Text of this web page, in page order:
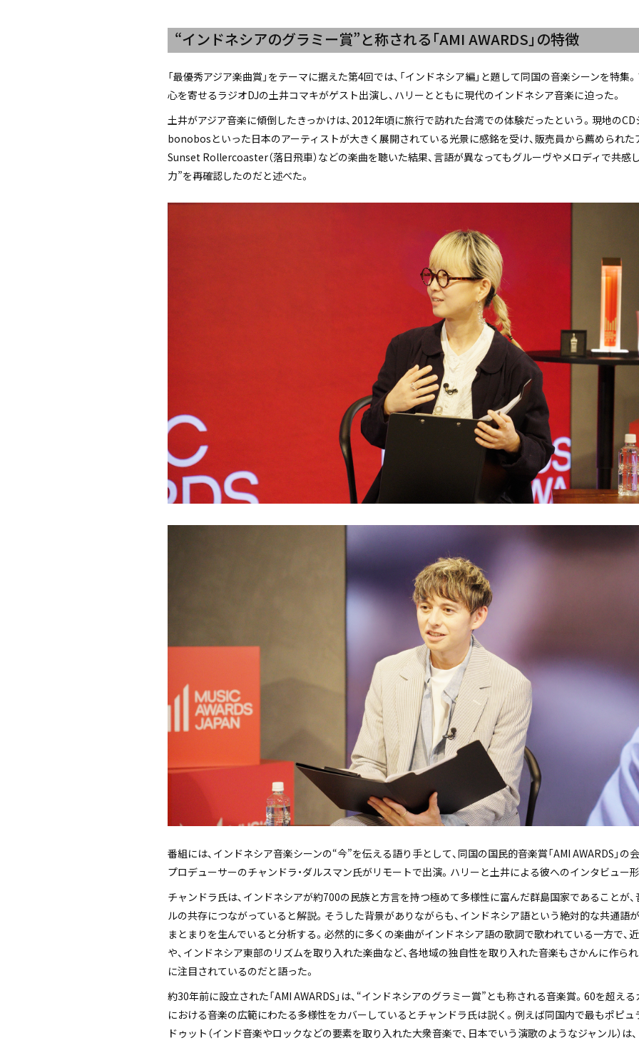
“インドネシアのグラミー賞”と称される「AMI AWARDS」の特徴
「最優秀アジア楽曲賞」をテーマに据えた第4回では、「インドネシア編」と題して同国の音楽シーンを特
心を寄せるラジオDJの土井コマキがゲスト出演し、ハリーとともに現代のインドネシア音楽に迫った。
土井がアジア音楽に傾倒したきっかけは、2012年頃に旅行で訪れた台湾での体験だったという。現地の
bonobosといった日本のアーティストが大きく展開されている光景に感銘を受け、販売員から薦められた
Sunset Rollercoaster（落日飛車）などの楽曲を聴いた結果、言語が異なってもグルーヴやメロディで共感
力”を再確認したのだと述べた。
番組には、インドネシア音楽シーンの“今”を伝える語り手として、同国の国民的音楽賞「AMI AWARDS」
プロデューサーのチャンドラ・ダルスマン氏がリモートで出演。ハリーと土井による彼へのインタビュー
チャンドラ氏は、インドネシアが約700の民族と方言を持つ極めて多様性に富んだ群島国家であることが
ルの共存につながっていると解説。そうした背景がありながらも、インドネシア語という絶対的な共通語
まとまりを生んでいると分析する。必然的に多くの楽曲がインドネシア語の歌詞で歌われている一方で、
や、インドネシア東部のリズムを取り入れた楽曲など、各地域の独自性を取り入れた音楽もさかんに作ら
に注目されているのだと語った。
約30年前に設立された「AMI AWARDS」は、“インドネシアのグラミー賞”とも称される音楽賞。60を超え
における音楽の広範にわたる多様性をカバーしているとチャンドラ氏は説く。例えば同国内で最もポピ
ドゥット（インド音楽やロックなどの要素を取り入れた大衆音楽で、日本でいう演歌のようなジャンル）